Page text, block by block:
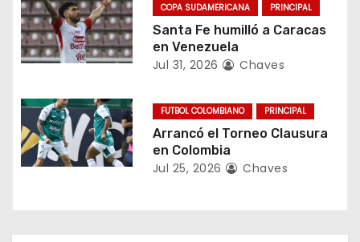
e
n
r
a
COPA SUDAMERICANA PRINCIPAL
Santa Fe humilló a Caracas
en Venezuela
Jul 31, 2026 Chaves
FUTBOL COLOMBIANO PRINCIPAL
Arrancó el Torneo Clausura
en Colombia
Jul 25, 2026 Chaves